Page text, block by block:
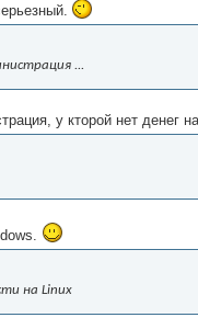
...
у кторой нет денег
на Linux